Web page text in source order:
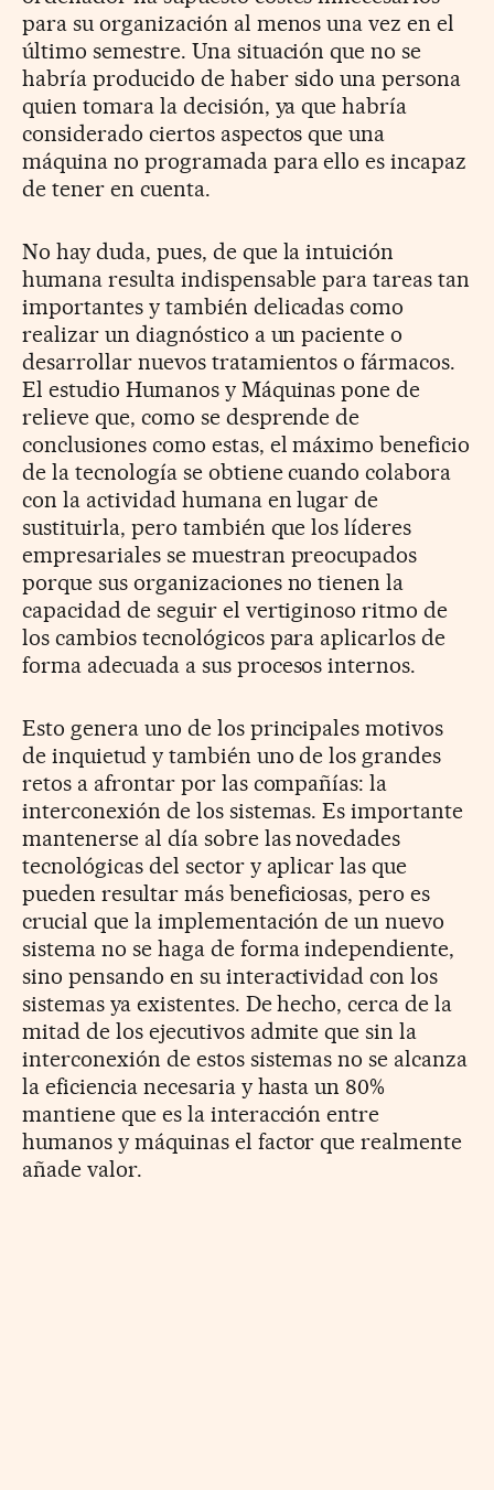
para su organización al menos una vez en el
último semestre. Una situación que no se
habría producido de haber sido una persona
quien tomara la decisión, ya que habría
considerado ciertos aspectos que una
máquina no programada para ello es incapaz
de tener en cuenta.
No hay duda, pues, de que la intuición
humana resulta indispensable para tareas tan
importantes y también delicadas como
realizar un diagnóstico a un paciente o
desarrollar nuevos tratamientos o fármacos.
El estudio Humanos y Máquinas pone de
relieve que, como se desprende de
conclusiones como estas, el máximo beneficio
de la tecnología se obtiene cuando colabora
con la actividad humana en lugar de
sustituirla, pero también que los líderes
empresariales se muestran preocupados
porque sus organizaciones no tienen la
capacidad de seguir el vertiginoso ritmo de
los cambios tecnológicos para aplicarlos de
forma adecuada a sus procesos internos.
Esto genera uno de los principales motivos
de inquietud y también uno de los grandes
retos a afrontar por las compañías: la
interconexión de los sistemas. Es importante
mantenerse al día sobre las novedades
tecnológicas del sector y aplicar las que
pueden resultar más beneficiosas, pero es
crucial que la implementación de un nuevo
sistema no se haga de forma independiente,
sino pensando en su interactividad con los
sistemas ya existentes. De hecho, cerca de la
mitad de los ejecutivos admite que sin la
interconexión de estos sistemas no se alcanza
la eficiencia necesaria y hasta un 80%
mantiene que es la interacción entre
humanos y máquinas el factor que realmente
añade valor.